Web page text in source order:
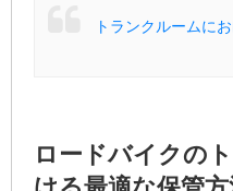
トランクルームに
ロードバイクの